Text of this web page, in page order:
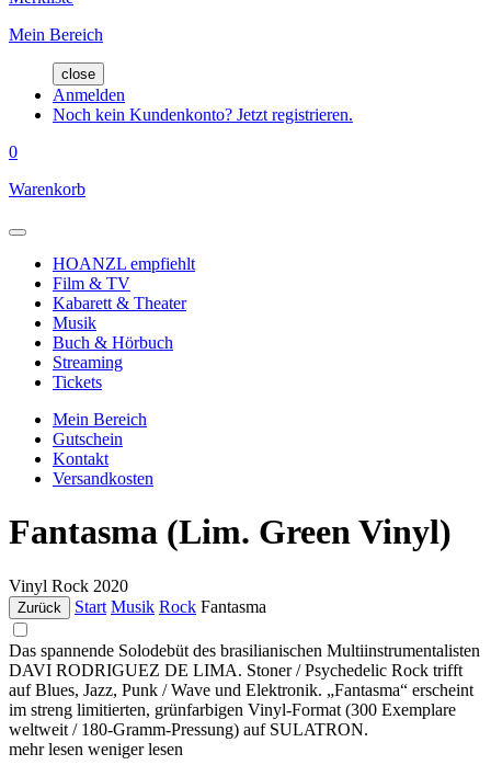
Mein Bereich
close
Anmelden
Noch kein Kundenkonto? Jetzt registrieren.
0
Warenkorb
HOANZL empfiehlt
Film & TV
Kabarett & Theater
Musik
Buch & Hörbuch
Streaming
Tickets
Mein Bereich
Gutschein
Kontakt
Versandkosten
Fantasma (Lim. Green Vinyl)
Vinyl Rock 2020
Zurück Start Musik Rock Fantasma
Das spannende Solodebüt des brasilianischen Multiinstrumentalisten
DAVI RODRIGUEZ DE LIMA. Stoner / Psychedelic Rock trifft
auf Blues, Jazz, Punk / Wave und Elektronik. „Fantasma“ erscheint
im streng limitierten, grünfarbigen Vinyl-Format (300 Exemplare
weltweit / 180-Gramm-Pressung) auf SULATRON.
mehr lesen weniger lesen